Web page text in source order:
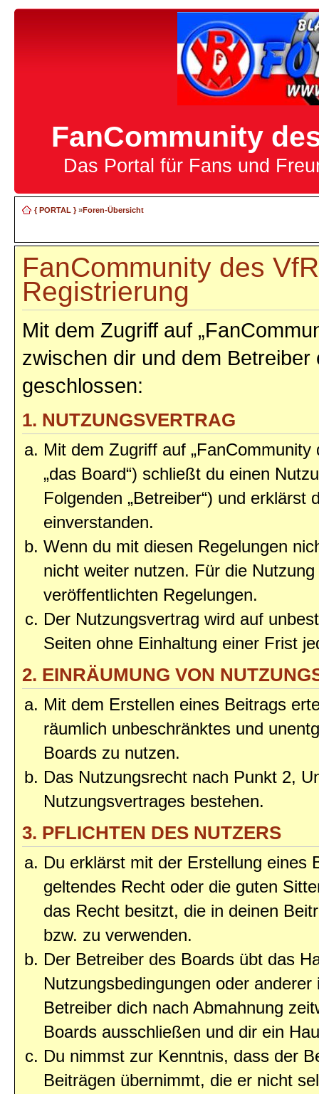
FanCommunity
Das Portal für Fans und
{ PORTAL }»Foren-Übersicht
FanCommunity des
Registrierung
Mit dem Zugriff auf
zwischen dir und dem
geschlossen:
1. NUTZUNGSVERTRAG
Mit dem Zugriff auf
„das Board“) schließt du einen
Folgenden „Betreiber“) und
einverstanden.
Wenn du mit diesen Regelungen
nicht weiter nutzen. Für die
veröffentlichten Regelungen.
Der Nutzungsvertrag wird auf
Seiten ohne Einhaltung einer Frist
2. EINRÄUMUNG VON
Mit dem Erstellen eines Beitrags
räumlich unbeschränktes und
Boards zu nutzen.
Das Nutzungsrecht nach Punkt 2,
Nutzungsvertrages bestehen.
3. PFLICHTEN DES NUTZERS
Du erklärst mit der Erstellung eines
geltendes Recht oder die guten
das Recht besitzt, die in deinen
bzw. zu verwenden.
Der Betreiber des Boards übt das
Nutzungsbedingungen oder
Betreiber dich nach Abmahnung
Boards ausschließen und dir ein
Du nimmst zur Kenntnis, dass der
Beiträgen übernimmt, die er nicht